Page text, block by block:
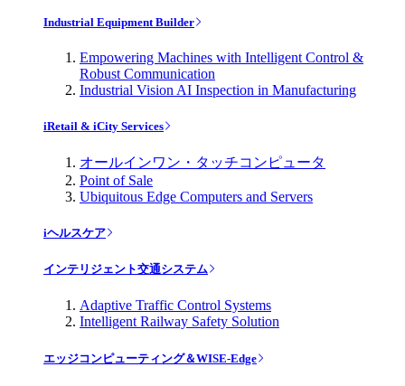
Industrial Equipment Builder
Empowering Machines with Intelligent Control &
Robust Communication
Industrial Vision AI Inspection in Manufacturing
iRetail & iCity Services
オールインワン・タッチコンピュータ
Point of Sale
Ubiquitous Edge Computers and Servers
iヘルスケア
インテリジェント交通システム
Adaptive Traffic Control Systems
Intelligent Railway Safety Solution
エッジコンピューティング＆WISE-Edge